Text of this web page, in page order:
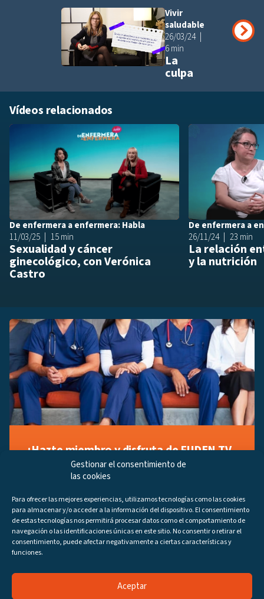
Gestionar el consentimiento de
las cookies
Para ofrecer las mejores experiencias, utilizamos tecnologías como las cookies
para almacenar y/o acceder a la información del dispositivo. El consentimiento
de estas tecnologías nos permitirá procesar datos como el comportamiento de
navegación o las identificaciones únicas en este sitio. No consentir o retirar el
consentimiento, puede afectar negativamente a ciertas características y
funciones.
Aceptar
Añadir a
Vivir
saludable
26/03/24
6 min
La
culpa
Vídeos relacionados
Añadir a
De enfermera a enfermera: Habla
11/03/25
15 min
Sexualidad y cáncer
ginecológico, con Verónica
Castro
De enfermera a
26/11/24
23 min
La relación
y la nutrición
¡Hazte miembro y disfruta de FUDEN TV
a tu manera!
Regístrate ahora gratuitamente y marca tus videos
los últimos programas disponibles.
Regístrate ahora